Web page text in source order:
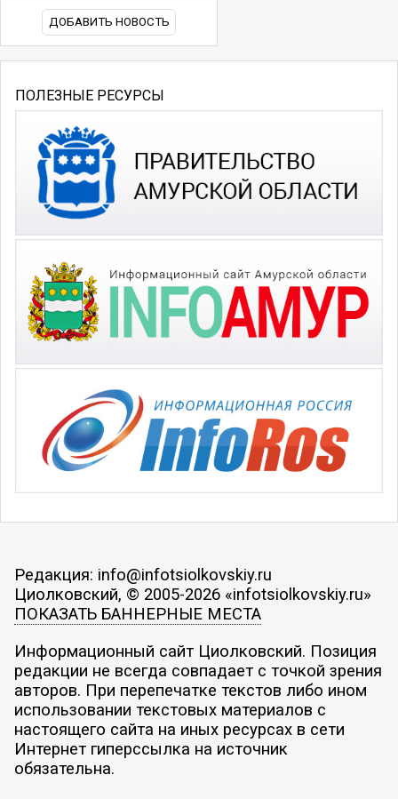
ДОБАВИТЬ НОВОСТЬ
ПОЛЕЗНЫЕ РЕСУРСЫ
Редакция: info@infotsiolkovskiy.ru
Циолковский, © 2005-2026 «infotsiolkovskiy.ru»
ПОКАЗАТЬ БАННЕРНЫЕ МЕСТА
Информационный сайт Циолковский. Позиция
редакции не всегда совпадает с точкой зрения
авторов. При перепечатке текстов либо ином
использовании текстовых материалов с
настоящего сайта на иных ресурсах в сети
Интернет гиперссылка на источник
обязательна.